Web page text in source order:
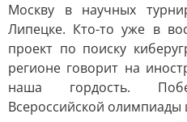
Москву в научных
Липецке. Кто-то уже в
проект по поиску
регионе говорит на
наша гордость.
Всероссийской олимпиады